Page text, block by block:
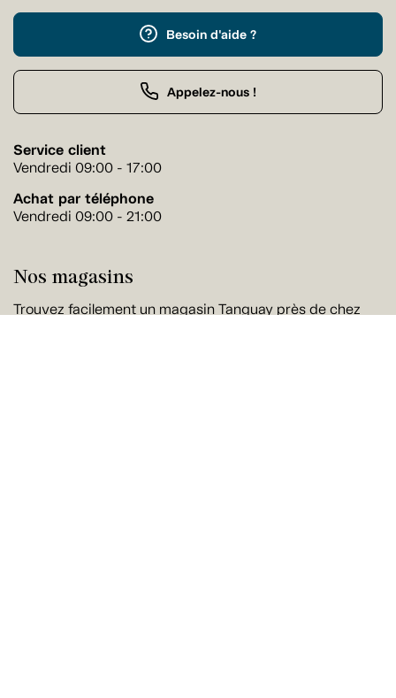
Besoin d'aide ?
Appelez-nous !
Service client
Vendredi 09:00 - 17:00
Achat par téléphone
Vendredi 09:00 - 21:00
Nos magasins
Trouvez facilement un magasin Tanguay près de chez